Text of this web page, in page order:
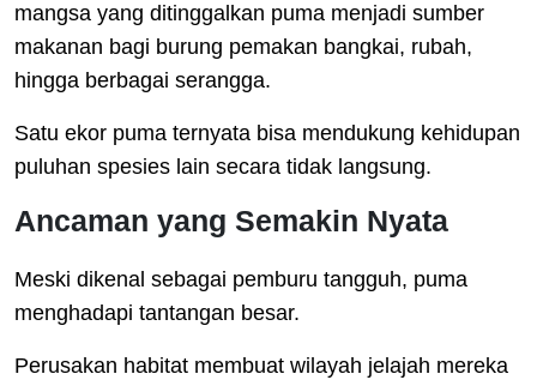
mangsa yang ditinggalkan puma menjadi sumber
makanan bagi burung pemakan bangkai, rubah,
hingga berbagai serangga.
Satu ekor puma ternyata bisa mendukung kehidupan
puluhan spesies lain secara tidak langsung.
Ancaman yang Semakin Nyata
Meski dikenal sebagai pemburu tangguh, puma
menghadapi tantangan besar.
Perusakan habitat membuat wilayah jelajah mereka